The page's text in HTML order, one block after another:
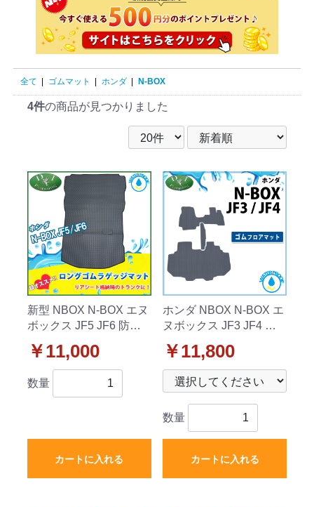
全て | ゴムマット | ホンダ | N-BOX
4件の商品が見つかりました
新型 NBOX N-BOX エヌ
ボックス JF5 JF6 防水
ット ラゲッジマット ラ
バータイプ 社外新品
￥11,000
数量
カートに入れる
ホンダ NBOX N-BOX エ
ヌボックス JF3 JF4 防
ーマット ラバータイプ
社外新品
￥11,800
数量
カートに入れる